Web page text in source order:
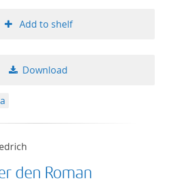
Add to shelf
Download
den Roman